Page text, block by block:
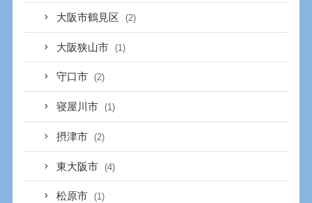
大阪市鶴見区 (2)
大阪狭山市 (1)
守口市 (2)
寝屋川市 (1)
摂津市 (2)
東大阪市 (4)
松原市 (1)